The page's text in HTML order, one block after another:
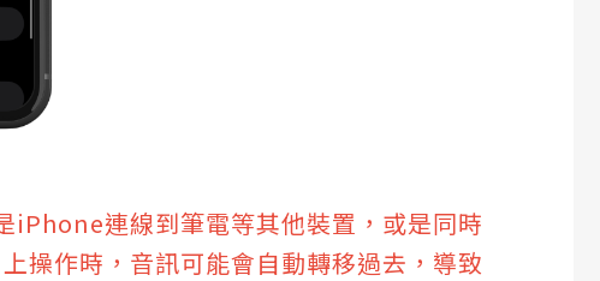
連線到筆電等其他裝置，或是同時
操作時，音訊可能會自動轉移過去，導致